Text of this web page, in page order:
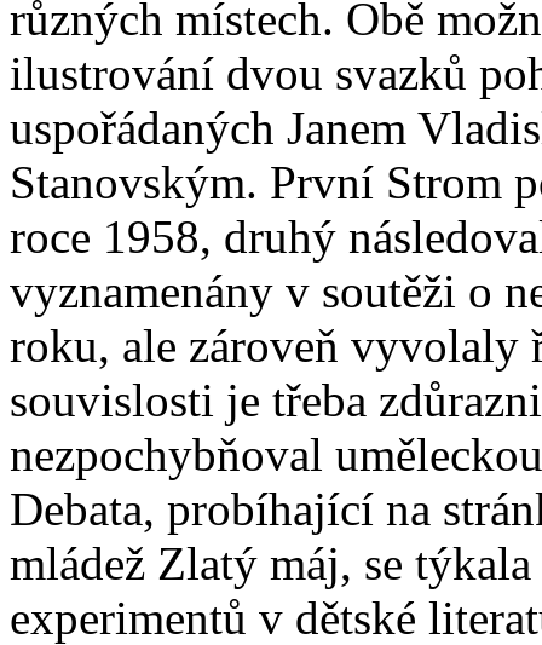
různých místech. Obě
ilustrování dvou svazků
uspořádaných Janem
Stanovským. První Strom
roce 1958, druhý
vyznamenány v soutěži o
roku, ale zároveň
souvislosti je třeba
nezpochybňoval
Debata, probíhající na
mládež Zlatý máj, se
experimentů v dětské